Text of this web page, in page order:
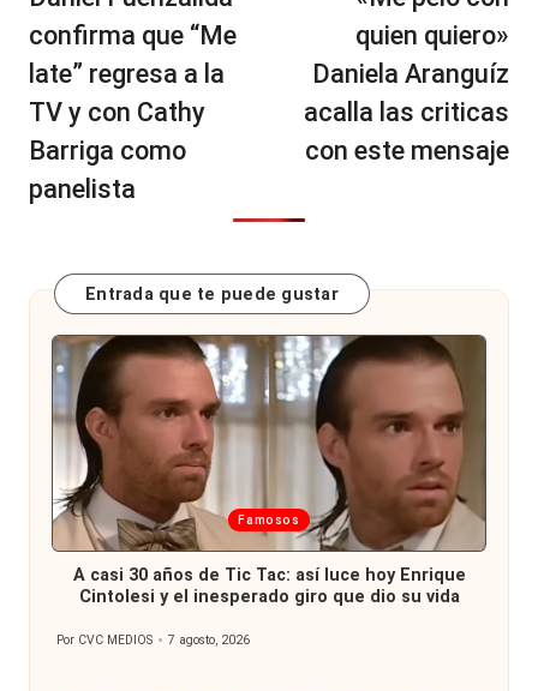
entradas
confirma que “Me
late” regresa a la
TV y con Cathy
Barriga como
panelista
quien quiero»
Daniela Aranguíz
acalla las criticas
con este mensaje
Entrada que te puede gustar
Publicada
en
Famosos
A casi 30 años de Tic Tac: así luce hoy Enrique
Cintolesi y el inesperado giro que dio su vida
Publicado
Por CVC MEDIOS 7 agosto, 2026